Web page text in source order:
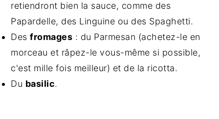
retiendront bien la sauce, comme des
Papardelle, des Linguine ou des Spaghetti.
Desfromages : du Parmesan (achetez-le en
morceau et râpez-le vous-même si possible,
c'est mille fois meilleur) et de la ricotta.
Du basilic.